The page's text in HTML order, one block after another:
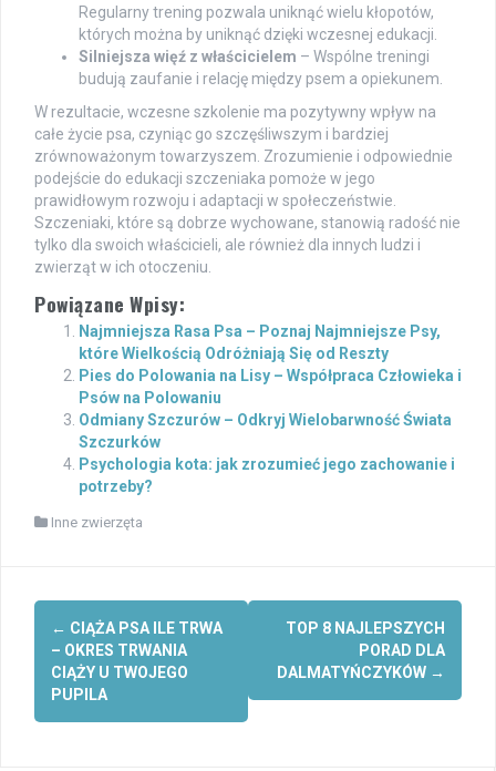
Regularny trening pozwala uniknąć wielu kłopotów,
których można by uniknąć dzięki wczesnej edukacji.
Silniejsza więź z właścicielem – Wspólne treningi
budują zaufanie i relację między psem a opiekunem.
W rezultacie, wczesne szkolenie ma pozytywny wpływ na
całe życie psa, czyniąc go szczęśliwszym i bardziej
zrównoważonym towarzyszem. Zrozumienie i odpowiednie
podejście do edukacji szczeniaka pomoże w jego
prawidłowym rozwoju i adaptacji w społeczeństwie.
Szczeniaki, które są dobrze wychowane, stanowią radość nie
tylko dla swoich właścicieli, ale również dla innych ludzi i
zwierząt w ich otoczeniu.
Powiązane Wpisy:
Najmniejsza Rasa Psa – Poznaj Najmniejsze Psy,
które Wielkością Odróżniają Się od Reszty
Pies do Polowania na Lisy – Współpraca Człowieka i
Psów na Polowaniu
Odmiany Szczurów – Odkryj Wielobarwność Świata
Szczurków
Psychologia kota: jak zrozumieć jego zachowanie i
potrzeby?
Inne zwierzęta
Post
navigation
← CIĄŻA PSA ILE TRWA
– OKRES TRWANIA
CIĄŻY U TWOJEGO
PUPILA
TOP 8 NAJLEPSZYCH
PORAD DLA
DALMATYŃCZYKÓW →